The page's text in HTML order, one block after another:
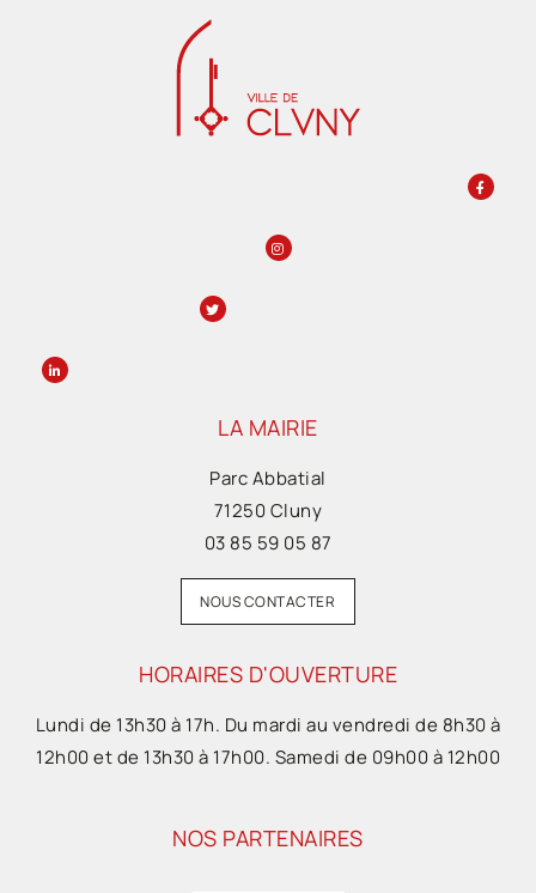
LA MAIRIE
Parc Abbatial
71250 Cluny
03 85 59 05 87
NOUS CONTACTER
HORAIRES D'OUVERTURE
Lundi de 13h30 à 17h. Du mardi au vendredi de 8h30 à
12h00 et de 13h30 à 17h00. Samedi de 09h00 à 12h00
NOS PARTENAIRES